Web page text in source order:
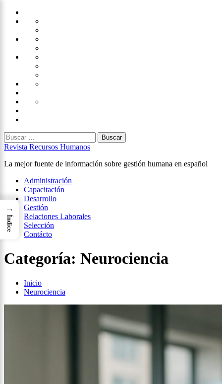
Saltar
Administración
Capacitación
Desarrollo
Gestión
Laborales
Selección
Buscar:
Revista Recursos Humanos
La mejor fuente de información sobre gestión humana en español
Menú
principal
Administración
Capacitación
Desarrollo
Gestión
Relaciones Laborales
Selección
Contácto
Categoría: Neurociencia
Inicio
Neurociencia
→
Índice